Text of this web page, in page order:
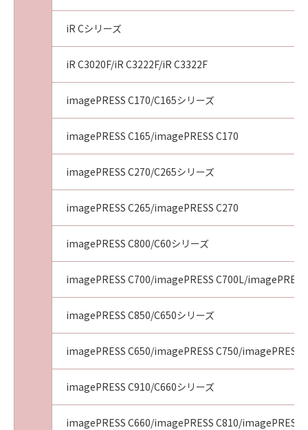
iR Cシリーズ
iR C3020F/iR C3222F/iR C3322F
imagePRESS C170/C165シリーズ
imagePRESS C165/imagePRESS C170
imagePRESS C270/C265シリーズ
imagePRESS C265/imagePRESS C270
imagePRESS C800/C60シリーズ
imagePRESS C700/imagePRESS C700L/
imagePRESS C850/C650シリーズ
imagePRESS C650/imagePRESS C750/imagePRESS
imagePRESS C910/C660シリーズ
imagePRESS C660/imagePRESS C810/imagePRESS